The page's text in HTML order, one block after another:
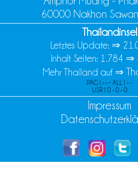
60000 Nakhon
Thailandinsel
Letztes Update: ⇒
Inhalt Seiten: 1.784 ⇒
Mehr Thailand auf ⇒
PAG | - - • ALL | - -
USR | 0 - 0 - 0
Impressum